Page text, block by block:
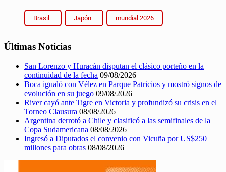
Brasil Japón mundial 2026
Últimas Noticias
San Lorenzo y Huracán disputan el clásico porteño en la
continuidad de la fecha 09/08/2026
Boca igualó con Vélez en Parque Patricios y mostró signos de
evolución en su juego 09/08/2026
River cayó ante Tigre en Victoria y profundizó su crisis en el
Torneo Clausura 08/08/2026
Argentina derrotó a Chile y clasificó a las semifinales de la
Copa Sudamericana 08/08/2026
Ingresó a Diputados el convenio con Vicuña por US$250
millones para obras 08/08/2026